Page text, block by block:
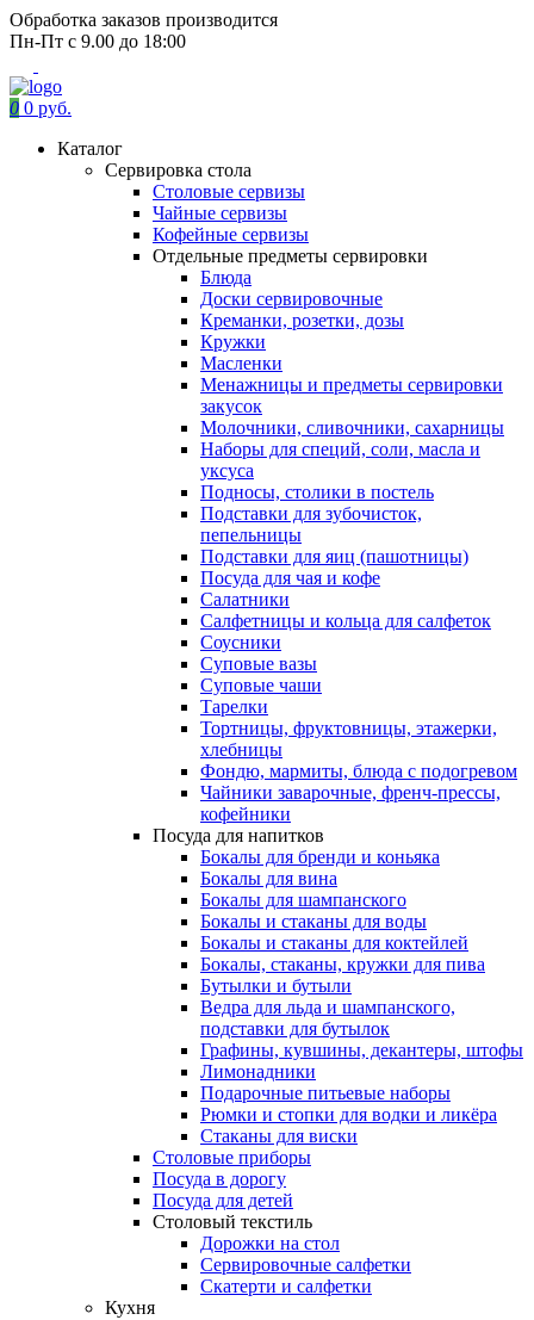
Обработка заказов производится
Пн-Пт с 9.00 до 18:00
0 0 руб.
Каталог
Сервировка стола
Столовые сервизы
Чайные сервизы
Кофейные сервизы
Отдельные предметы сервировки
Блюда
Доски сервировочные
Креманки, розетки, дозы
Кружки
Масленки
Менажницы и предметы сервировки
закусок
Молочники, сливочники, сахарницы
Наборы для специй, соли, масла и
уксуса
Подносы, столики в постель
Подставки для зубочисток,
пепельницы
Подставки для яиц (пашотницы)
Посуда для чая и кофе
Салатники
Салфетницы и кольца для салфеток
Соусники
Суповые вазы
Суповые чаши
Тарелки
Тортницы, фруктовницы, этажерки,
хлебницы
Фондю, мармиты, блюда с подогревом
Чайники заварочные, френч-прессы,
кофейники
Посуда для напитков
Бокалы для бренди и коньяка
Бокалы для вина
Бокалы для шампанского
Бокалы и стаканы для воды
Бокалы и стаканы для коктейлей
Бокалы, стаканы, кружки для пива
Бутылки и бутыли
Ведра для льда и шампанского,
подставки для бутылок
Графины, кувшины, декантеры, штофы
Лимонадники
Подарочные питьевые наборы
Рюмки и стопки для водки и ликёра
Стаканы для виски
Столовые приборы
Посуда в дорогу
Посуда для детей
Столовый текстиль
Дорожки на стол
Сервировочные салфетки
Скатерти и салфетки
Кухня